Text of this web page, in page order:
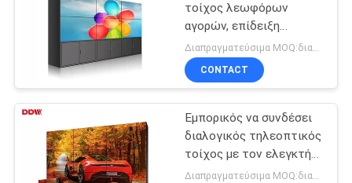
Οθόνη των
υπαίθριων
οδηγήσεων
τοίχος λεωφόρων
αγορών, επίδειξη
τοίχων αφής διαφήμισης
πολυ
CONTACT
Εμπορικός να συνδέσει
διαλογικός τηλεοπτικός
τοίχος με τον ελεγκτή
τοίχων επίδειξης